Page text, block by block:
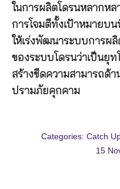
ในการผลิตโดรนหลากห
การโจมตีทั้งเป้าหมายบ
ให้เร่งพัฒนาระบบการผ
ของระบบโดรนว่าเป็นยุ
สร้างขีดความสามารถด้
ปรามภัยคุกคาม
Categories: Catch
15